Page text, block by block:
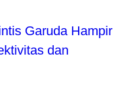
Garuda Hampir
dan